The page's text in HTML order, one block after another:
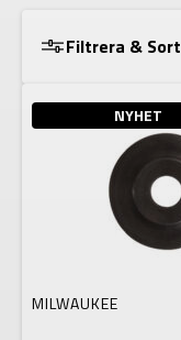
Filtrera &
NYHET
MILWAUKEE